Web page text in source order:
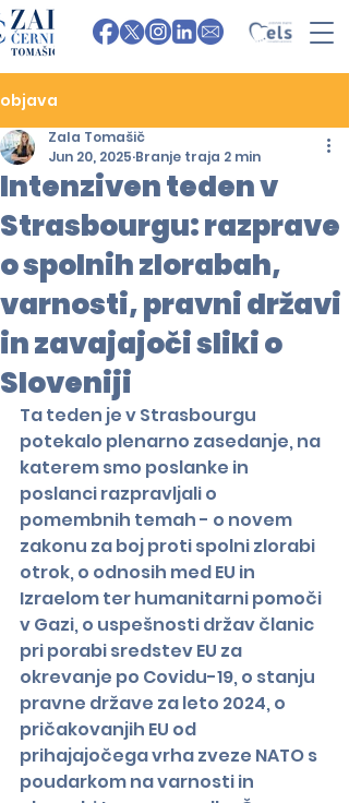
objava
Intenziven teden v
Strasbourgu: razprave
o spolnih zlorabah,
varnosti, pravni državi
in zavajajoči sliki o
Sloveniji
Zala Tomašič
Jun 20, 2025 Branje traja 2 min
Ta teden je v Strasbourgu
potekalo plenarno zasedanje, na
katerem smo poslanke in
poslanci razpravljali o
pomembnih temah - o novem
zakonu za boj proti spolni zlorabi
otrok, o odnosih med EU in
Izraelom ter humanitarni pomoči
v Gazi, o uspešnosti držav članic
pri porabi sredstev EU za
okrevanje po Covidu-19, o stanju
pravne države za leto 2024, o
pričakovanjih EU od
prihajajočega vrha zveze NATO s
poudarkom na varnosti in